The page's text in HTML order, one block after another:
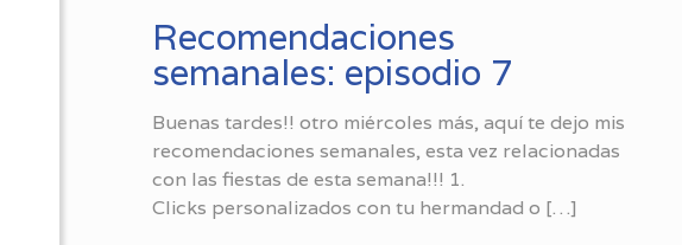
Recomendaciones
semanales: episodio 7
Buenas tardes!! otro miércoles más, aquí te dejo mis
recomendaciones semanales, esta vez relacionadas
con las fiestas de esta semana!!! 1.
Clicks personalizados con tu hermandad o […]